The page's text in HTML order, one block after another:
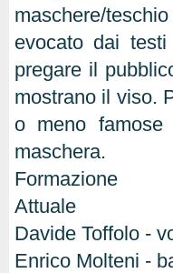
maschere/
evocato dai
pregare il
mostrano il viso.
o meno
maschera.
Formazione
Attuale
Davide Toffolo -
Enrico Molteni -